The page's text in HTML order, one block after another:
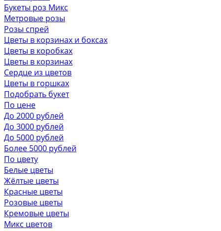
Букеты роз Микс
Метровые розы
Розы спрей
Цветы в корзинах и боксах
Цветы в коробках
Цветы в корзинах
Сердце из цветов
Цветы в горшках
Подобрать букет
По цене
До 2000 рублей
До 3000 рублей
До 5000 рублей
Более 5000 рублей
По цвету
Белые цветы
Жёлтые цветы
Красные цветы
Розовые цветы
Кремовые цветы
Микс цветов